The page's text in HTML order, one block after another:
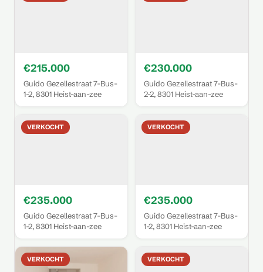
€215.000
Guido Gezellestraat 7-Bus-
1-2, 8301 Heist-aan-zee
€230.000
Guido Gezellestraat 7-Bus-
2-2, 8301 Heist-aan-zee
VERKOCHT
€235.000
Guido Gezellestraat 7-Bus-
1-2, 8301 Heist-aan-zee
VERKOCHT
€235.000
Guido Gezellestraat 7-Bus-
1-2, 8301 Heist-aan-zee
VERKOCHT VERKOCHT